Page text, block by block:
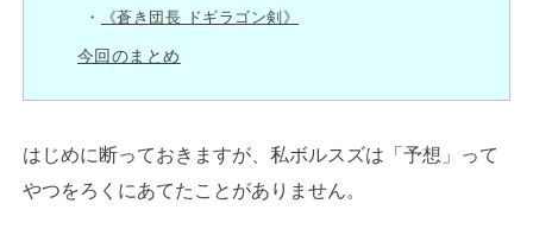
《蒼き団長 ドギラゴン剣》
今回のまとめ
はじめに断っておきますが、私ボルスズは「予想」って
やつをろくにあてたことがありません。